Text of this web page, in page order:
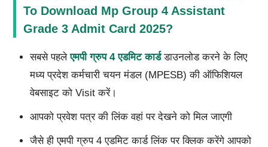
To Download Mp Group 4 Assistant
Grade 3 Admit Card 2025?
सबसे पहलेएमपी ग्रुप 4 एडमिट कार्डडाउनलोड करने के लिए
मध्य प्रदेश कर्मचारी चयन मंडल (MPESB) की ऑफिशियल
वेबसाइट को Visit करें।
आपको प्रवेश पत्र की लिंक वहां पर देखने को मिल जाएगी
जैसे ही एमपी ग्रुप 4 एडमिट कार्ड लिंक पर क्लिक करेंगे आपको